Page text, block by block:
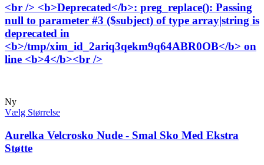
<br /> <b>Deprecated</b>: preg_replace(): Passing
null to parameter #3 ($subject) of type array|string is
deprecated in
<b>/tmp/xim_id_2ariq3qekm9q64ABR0OB</b> on
line <b>4</b><br />
Ny
Vælg Størrelse
Aurelka Velcrosko Nude - Smal Sko Med Ekstra
Støtte